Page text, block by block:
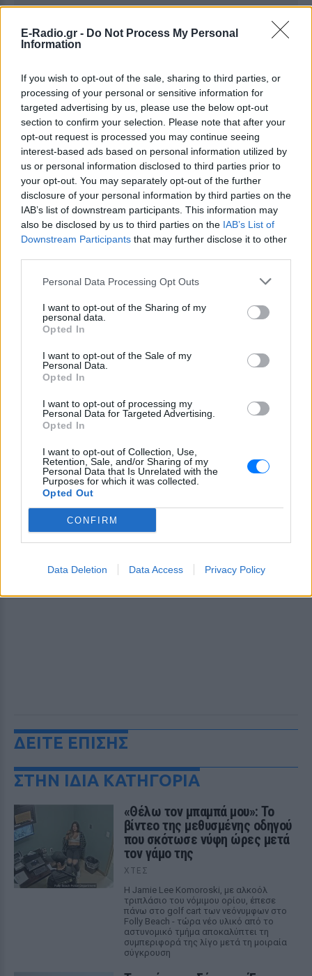
E-Radio.gr - Do Not Process My Personal
Information
If you wish to opt-out of the sale, sharing to third parties, or
processing of your personal or sensitive information for
targeted advertising by us, please use the below opt-out
section to confirm your selection. Please note that after your
opt-out request is processed you may continue seeing
interest-based ads based on personal information utilized by
us or personal information disclosed to third parties prior to
your opt-out. You may separately opt-out of the further
disclosure of your personal information by third parties on the
IAB’s list of downstream participants. This information may
also be disclosed by us to third parties on the IAB’s List of
Downstream Participants that may further disclose it to other
Personal Data Processing Opt Outs
I want to opt-out of the Sharing of my
personal data.
Opted In
I want to opt-out of the Sale of my
Personal Data.
Opted In
I want to opt-out of processing my
Personal Data for Targeted Advertising.
Opted In
I want to opt-out of Collection, Use,
Retention, Sale, and/or Sharing of my
Personal Data that Is Unrelated with the
Purposes for which it was collected.
Opted Out
CONFIRM
Data Deletion Data Access Privacy Policy
Ακολουθήστε το E-Radio.gr στο
Google News
Για ακόμη περισσότερα
Ακολουθήστε το E-Radio.gr και στο Instagram
ΔΙΑΦΗΜΙΣΗ
ΔΕΙΤΕ ΕΠΙΣΗΣ
ΣΤΗΝ ΙΔΙΑ ΚΑΤΗΓΟΡΙΑ
«Θέλω τον μπαμπά μου»: Το
βίντεο της μεθυσμένης οδηγού
που σκότωσε νύφη ώρες μετά
τον γάμο της
ΧΤΕΣ
Η Jamie Lee Komoroski, με αλκοόλ
τριπλάσιο του νόμιμου ορίου, έπεσε
πάνω στο golf cart των νεόνυμφων στο
Folly Beach - τώρα νέο υλικό από το
αστυνομικό τμήμα αποκαλύπτει τη
συμπεριφορά της λίγο μετά τη μοιραία
σύγκρουση